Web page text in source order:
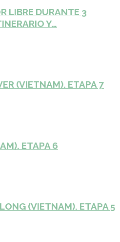
LIBRE DURANTE 3
Y…
(VIETNAM). ETAPA 7
ETAPA 6
(VIETNAM). ETAPA 5